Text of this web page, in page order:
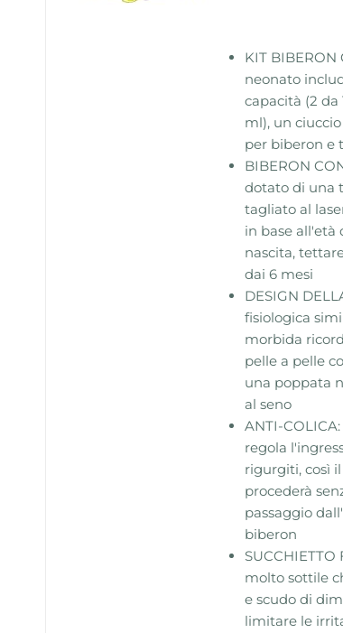
KIT BIBERON
neonato
capacità (2 da
ml), un
per biberon e
BIBERON
dotato di una
tagliato al
in base all'età
nascita,
dai 6 mesi
DESIGN
fisiologica
morbida
pelle a pelle
una poppata
al seno
ANTI-
regola
rigurgiti, così
procederà
passaggio
biberon
molto sottile
e scudo di
limitare le